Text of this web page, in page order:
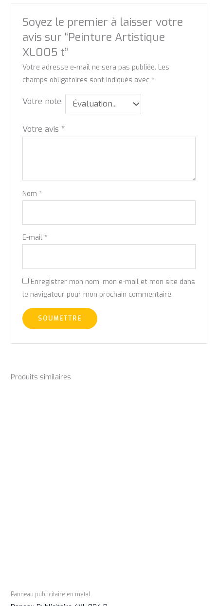
Soyez le premier à laisser votre
avis sur “Peinture Artistique
XL005 t”
Votre adresse e-mail ne sera pas publiée. Les
champs obligatoires sont indiqués avec *
Votre note
Votre avis *
Nom *
E-mail *
Enregistrer mon nom, mon e-mail et mon site dans
le navigateur pour mon prochain commentaire.
Produits similaires
Panneau publicitaire en metal